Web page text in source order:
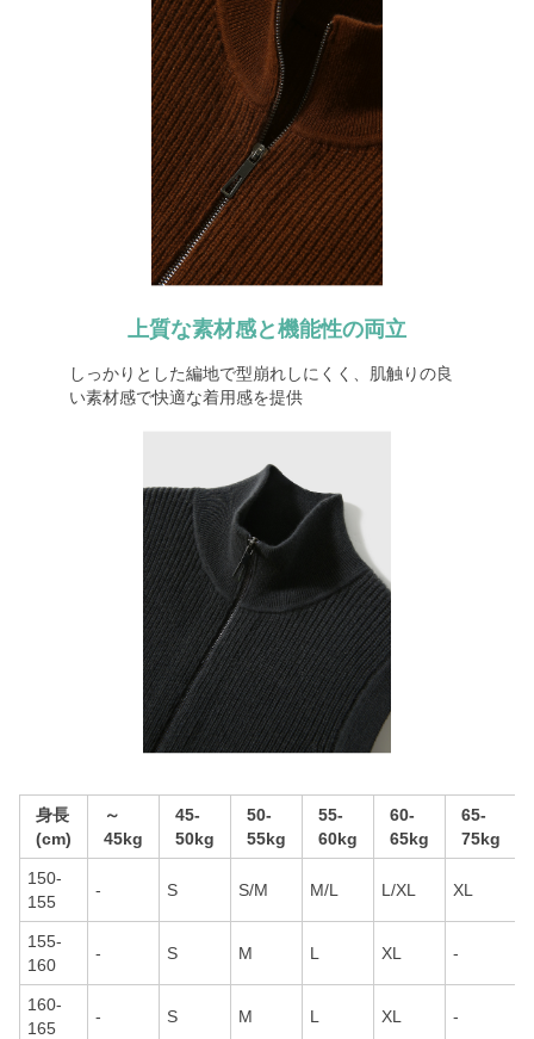
上質な素材感と機能性の両立
しっかりとした編地で型崩れしにくく、肌触りの良
い素材感で快適な着用感を提供
身長
(cm)
～
45kg
45-
50kg
50-
55kg
55-
60kg
60-
65kg
65-
75kg
150-
155
- S S/M M/L L/XL XL
155-
160
- S M L XL -
160-
165
- S M L XL -